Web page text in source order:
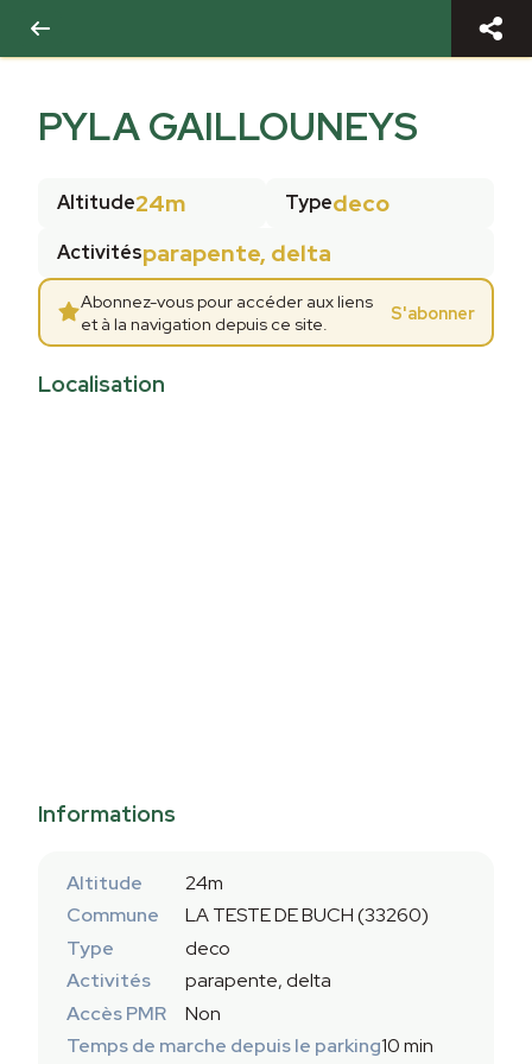
PYLA GAILLOUNEYS
Altitude24m Typedeco
Activitésparapente, delta
Abonnez-vous pour accéder aux liens
et à la navigation depuis ce site.
S'abonner
Localisation
Informations
Altitude
24m
Commune
LA TESTE DE BUCH (33260)
Type
deco
Activités
parapente, delta
Accès PMR
Non
Temps de marche depuis le parking10 min